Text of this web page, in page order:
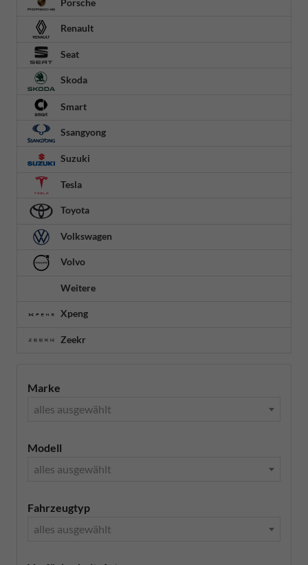
Renault
Seat
Skoda
Smart
Ssangyong
Suzuki
Tesla
Toyota
Volkswagen
Volvo
Weitere
Xpeng
Zeekr
Marke
alles ausgewählt
Modell
alles ausgewählt
Fahrzeugtyp
alles ausgewählt